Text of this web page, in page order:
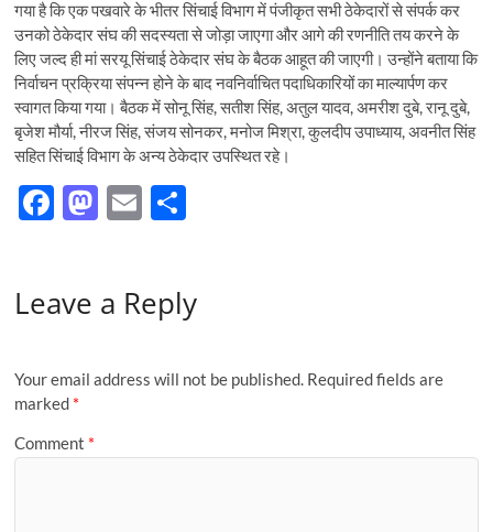
गया है कि एक पखवारे के भीतर सिंचाई विभाग में पंजीकृत सभी ठेकेदारों से संपर्क कर
उनको ठेकेदार संघ की सदस्यता से जोड़ा जाएगा और आगे की रणनीति तय करने के
लिए जल्द ही मां सरयू सिंचाई ठेकेदार संघ के बैठक आहूत की जाएगी। उन्होंने बताया कि
निर्वाचन प्रक्रिया संपन्न होने के बाद नवनिर्वाचित पदाधिकारियों का माल्यार्पण कर
स्वागत किया गया। बैठक में सोनू सिंह, सतीश सिंह, अतुल यादव, अमरीश दुबे, रानू दुबे,
बृजेश मौर्या, नीरज सिंह, संजय सोनकर, मनोज मिश्रा, कुलदीप उपाध्याय, अवनीत सिंह
सहित सिंचाई विभाग के अन्य ठेकेदार उपस्थित रहे।
F
b
o
k
M
d
n
E
e
Leave a Reply
Your email address will not be published. Required fields are
marked *
Comment *